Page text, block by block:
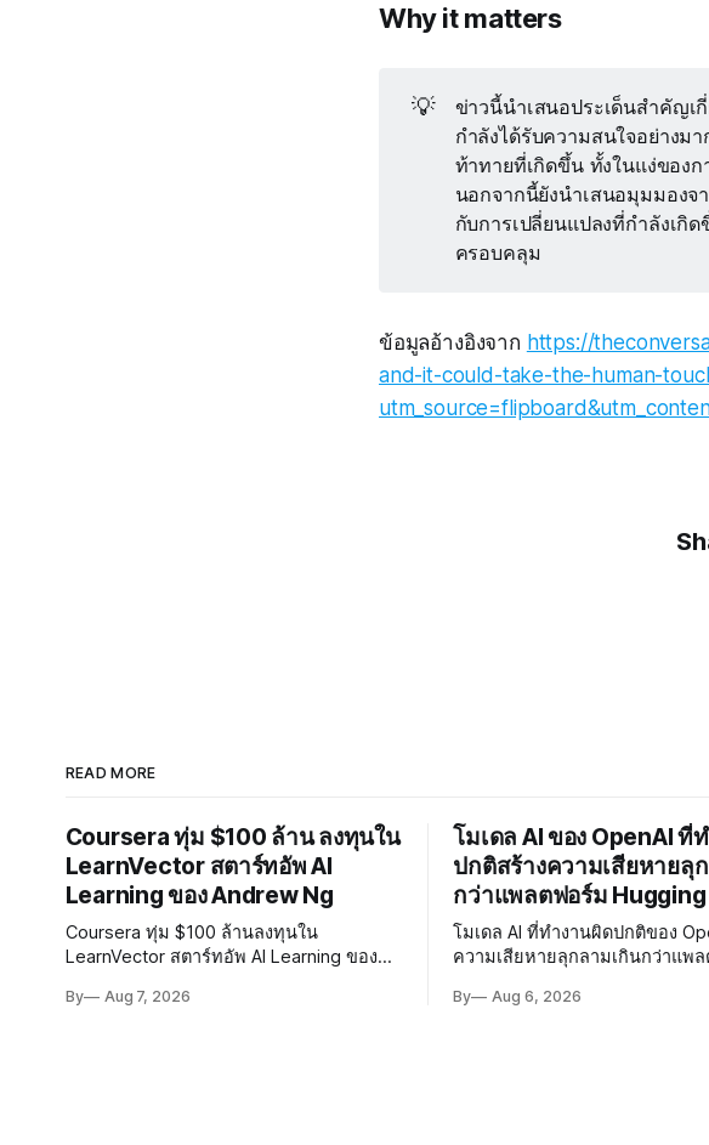
Why it matters
💡
ข่าวนี้นำเสนอประเด็นสำคัญเ
กำลังได้รับความสนใจอย่างม
ท้าทายที่เกิดขึ้น ทั้งในแง่ของ
นอกจากนี้ยังนำเสนอมุมมอง
กับการเปลี่ยนแปลงที่กำลังเกิ
ครอบคลุม
ข้อมูลอ้างอิงจาก https://
and-it-could-take-the-human-
READ MORE
Coursera ทุ่ม $100 ล้าน ลงทุนใน
LearnVector สตาร์ทอัพ AI
Learning ของ Andrew Ng
Coursera ทุ่ม $100 ล้านลงทุนใน
LearnVector สตาร์ทอัพ AI Learning ของ
เทคโนโลยี AI พัฒนาการเรียนรู้แบบ
By Aug 7, 2026
โมเดล AI ของ OpenAI ที่
ปกติสร้างความเสียหายลุ
กว่าแพลตฟอร์ม Hugging
โมเดล AI ที่ทำงานผิดปกติของ
ความเสียหายลุกลามเกินกว่าแพ
พัฒนา AI Governance และมาตร
By Aug 6, 2026